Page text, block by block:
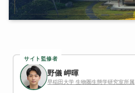
サイト監修者
野儀 岬暉
早稲田大学 生物圏生態学研究室所属